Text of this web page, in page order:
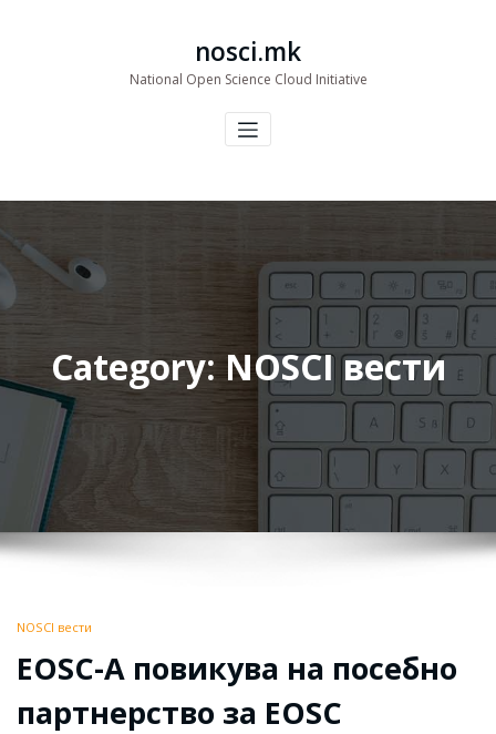
nosci.mk
National Open Science Cloud Initiative
Category: NOSCI вести
NOSCI вести
EOSC-A повикува на посебно
партнерство за EOSC